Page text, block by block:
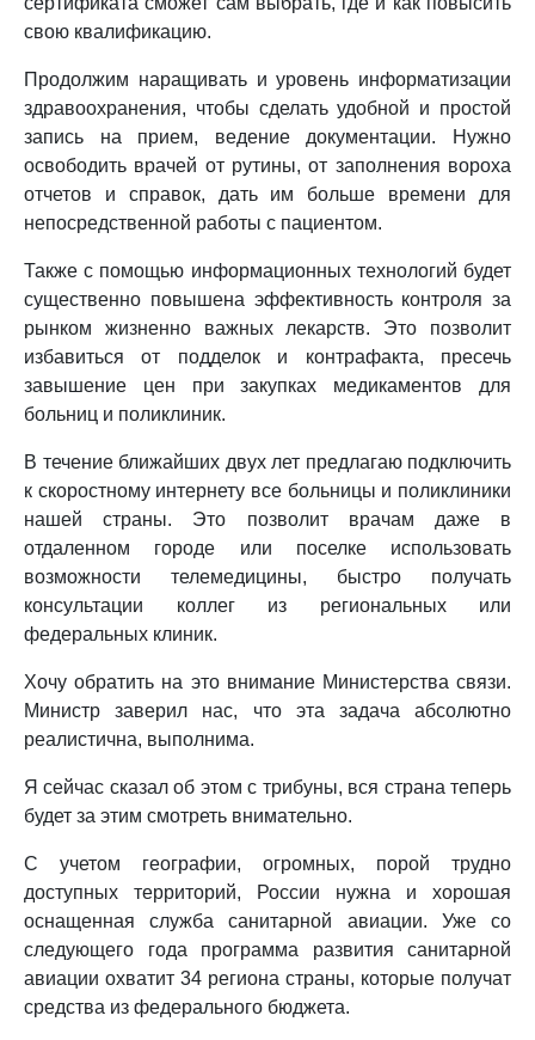
свою квалификацию.
Продолжим наращивать и уровень информатизации
здравоохранения, чтобы сделать удобной и простой
запись на прием, ведение документации. Нужно
освободить врачей от рутины, от заполнения вороха
отчетов и справок, дать им больше времени для
непосредственной работы с пациентом.
Также с помощью информационных технологий будет
существенно повышена эффективность контроля за
рынком жизненно важных лекарств. Это позволит
избавиться от подделок и контрафакта, пресечь
завышение цен при закупках медикаментов для
больниц и поликлиник.
В течение ближайших двух лет предлагаю подключить
к скоростному интернету все больницы и поликлиники
нашей страны. Это позволит врачам даже в
отдаленном городе или поселке использовать
возможности телемедицины, быстро получать
консультации коллег из региональных или
федеральных клиник.
Хочу обратить на это внимание Министерства связи.
Министр заверил нас, что эта задача абсолютно
реалистична, выполнима.
Я сейчас сказал об этом с трибуны, вся страна теперь
будет за этим смотреть внимательно.
С учетом географии, огромных, порой трудно
доступных территорий, России нужна и хорошая
оснащенная служба санитарной авиации. Уже со
следующего года программа развития санитарной
авиации охватит 34 региона страны, которые получат
средства из федерального бюджета.